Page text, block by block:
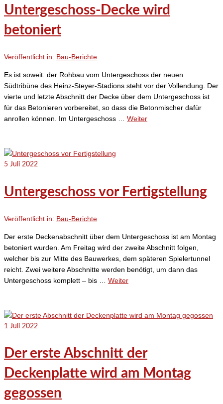
Untergeschoss-Decke wird
betoniert
Veröffentlicht in: Bau-Berichte
Es ist soweit: der Rohbau vom Untergeschoss der neuen
Südtribüne des Heinz-Steyer-Stadions steht vor der Vollendung. Der
vierte und letzte Abschnitt der Decke über dem Untergeschoss ist
für das Betonieren vorbereitet, so dass die Betonmischer dafür
anrollen können. Im Untergeschoss … Weiter
5 Juli 2022
Untergeschoss vor Fertigstellung
Veröffentlicht in: Bau-Berichte
Der erste Deckenabschnitt über dem Untergeschoss ist am Montag
betoniert wurden. Am Freitag wird der zweite Abschnitt folgen,
welcher bis zur Mitte des Bauwerkes, dem späteren Spielertunnel
reicht. Zwei weitere Abschnitte werden benötigt, um dann das
Untergeschoss komplett – bis … Weiter
1 Juli 2022
Der erste Abschnitt der
Deckenplatte wird am Montag
gegossen